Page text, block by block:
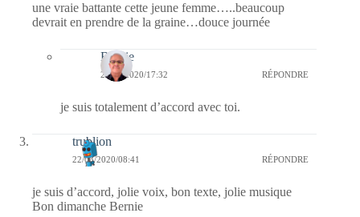
une vraie battante cette jeune femme…..beaucoup
devrait en prendre de la graine…douce journée
Bernie
22/03/2020/17:32 RÉPONDRE
je suis totalement d’accord avec toi.
trublion
22/03/2020/08:41 RÉPONDRE
je suis d’accord, jolie voix, bon texte, jolie musique
Bon dimanche Bernie